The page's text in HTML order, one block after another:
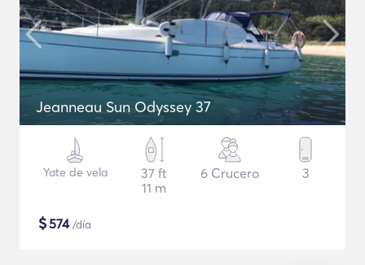
Jeanneau Sun Odyssey 37
Yate de vela
37 ft
11 m
6 Crucero 3
$574/día